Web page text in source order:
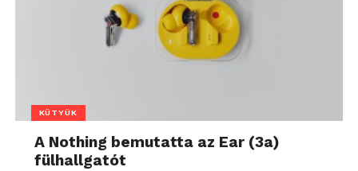
KÜTYÜK
A Nothing bemutatta az Ear (3a)
fülhallgatót